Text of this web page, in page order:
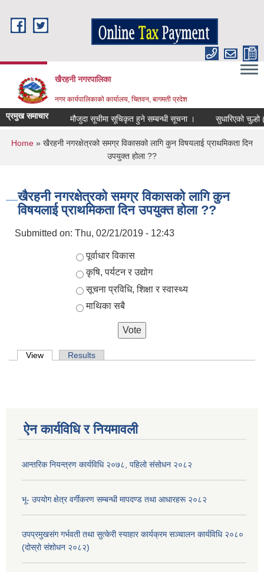
खैरहनी नगरपालिका
नगर कार्यपालिकाको कार्यालय, चितवन, बागमती प्रदेश
प्रमुख समाचार मौजुदा सूचीमा सूचिकृत हुने सम्बन्धी सूचना । सुधारिएको चुल्हो
You are here
Home » खैरहनी नगरक्षेत्रको समग्र विकासको लागि कुन विषयलाई प्राथमिकता दिन
उपयुक्त होला ??
खैरहनी नगरक्षेत्रको समग्र विकासको लागि कुन
विषयलाई प्राथमिकता दिन उपयुक्त होला ??
Submitted on: Thu, 02/21/2019 - 12:43
Choices
पूर्वाधार विकास
कृषि, पर्यटन र उद्योग
सूचना प्रविधि, शिक्षा र स्वास्थ्य
माथिका सबै
Primary tabs
View (active tab)
Results
ऐन कार्यविधि र नियमावली
आन्तरिक नियन्त्रण कार्यविधि २०७८, पहिलो संसोधन २०८२
भू- उपयोग क्षेत्र वर्गीकरण सम्बन्धी मापदण्ड तथा आधारहरू २०८२
उपप्रमुखसंग गर्भवती तथा सुत्केरी स्याहार कार्यक्रम सञ्चालन कार्यविधि २०८०
(दोस्रो संशोधन २०८२)